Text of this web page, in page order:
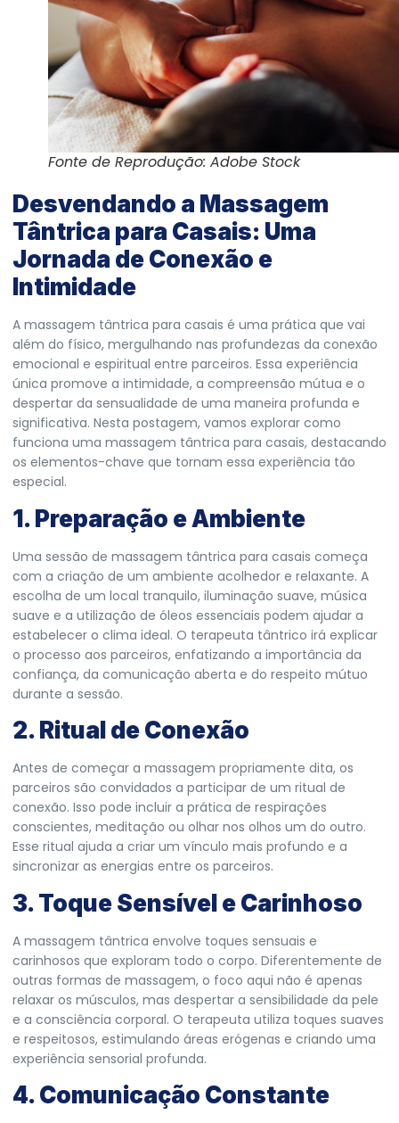
Fonte de Reprodução: Adobe Stock
Desvendando a Massagem
Tântrica para Casais: Uma
Jornada de Conexão e
Intimidade
A massagem tântrica para casais é uma prática que vai
além do físico, mergulhando nas profundezas da conexão
emocional e espiritual entre parceiros. Essa experiência
única promove a intimidade, a compreensão mútua e o
despertar da sensualidade de uma maneira profunda e
significativa. Nesta postagem, vamos explorar como
funciona uma massagem tântrica para casais, destacando
os elementos-chave que tornam essa experiência tão
especial.
1. Preparação e Ambiente
Uma sessão de massagem tântrica para casais começa
com a criação de um ambiente acolhedor e relaxante. A
escolha de um local tranquilo, iluminação suave, música
suave e a utilização de óleos essenciais podem ajudar a
estabelecer o clima ideal. O terapeuta tântrico irá explicar
o processo aos parceiros, enfatizando a importância da
confiança, da comunicação aberta e do respeito mútuo
durante a sessão.
2. Ritual de Conexão
Antes de começar a massagem propriamente dita, os
parceiros são convidados a participar de um ritual de
conexão. Isso pode incluir a prática de respirações
conscientes, meditação ou olhar nos olhos um do outro.
Esse ritual ajuda a criar um vínculo mais profundo e a
sincronizar as energias entre os parceiros.
3. Toque Sensível e Carinhoso
A massagem tântrica envolve toques sensuais e
carinhosos que exploram todo o corpo. Diferentemente de
outras formas de massagem, o foco aqui não é apenas
relaxar os músculos, mas despertar a sensibilidade da pele
e a consciência corporal. O terapeuta utiliza toques suaves
e respeitosos, estimulando áreas erógenas e criando uma
experiência sensorial profunda.
4. Comunicação Constante